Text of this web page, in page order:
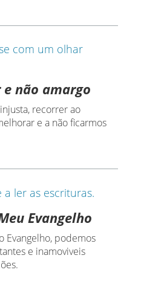
não amargo
recorrer ao
e a não ficarmos
Evangelho
Evangelho, podemos
e inamoviveis